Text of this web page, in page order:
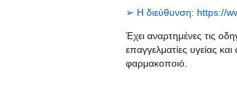
➢ Η διεύθυνση: https://
Έχει αναρτημένες τις
επαγγελματίες υγείας
φαρμακοποιό.